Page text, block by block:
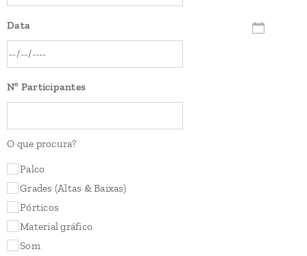
Data
Nº Participantes
O que procura?
Palco
Grades (Altas & Baixas)
Pórticos
Material gráfico
Som